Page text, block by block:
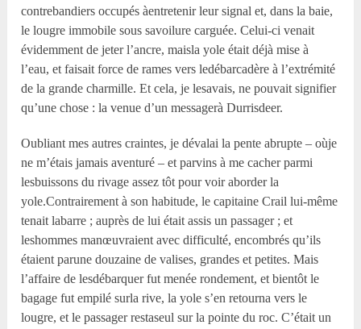
contrebandiers occupés àentretenir leur signal et, dans la baie,
le lougre immobile sous savoilure carguée. Celui-ci venait
évidemment de jeter l’ancre, maisla yole était déjà mise à
l’eau, et faisait force de rames vers ledébarcadère à l’extrémité
de la grande charmille. Et cela, je lesavais, ne pouvait signifier
qu’une chose : la venue d’un messagerà Durrisdeer.
Oubliant mes autres craintes, je dévalai la pente abrupte – oùje
ne m’étais jamais aventuré – et parvins à me cacher parmi
lesbuissons du rivage assez tôt pour voir aborder la
yole.Contrairement à son habitude, le capitaine Crail lui-même
tenait labarre ; auprès de lui était assis un passager ; et
leshommes manœuvraient avec difficulté, encombrés qu’ils
étaient parune douzaine de valises, grandes et petites. Mais
l’affaire de lesdébarquer fut menée rondement, et bientôt le
bagage fut empilé surla rive, la yole s’en retourna vers le
lougre, et le passager restaseul sur la pointe du roc. C’était un